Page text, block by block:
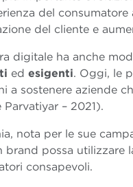
del
del cliente e
digitale ha anche
ed esigenti. Oggi, le
a sostenere aziende
Parvatiyar – 2021).
nota per le sue
brand possa utilizzare
consapevoli.